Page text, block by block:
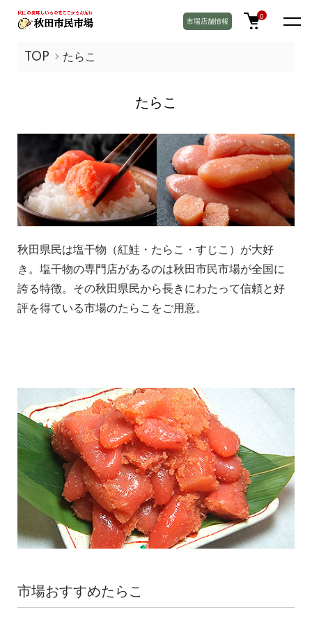
0
市場店舗情報
TOP たらこ
たらこ
秋田県民は塩干物（紅鮭・たらこ・すじこ）が大好
き。塩干物の専門店があるのは秋田市民市場が全国に
誇る特徴。その秋田県民から長きにわたって信頼と好
評を得ている市場のたらこをご用意。
市場おすすめたらこ